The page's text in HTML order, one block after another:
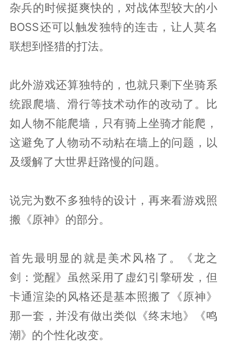
杂兵的时候挺爽快的，对战体型较大的小
BOSS还可以触发独特的连击，让人莫名
联想到怪猎的打法。
此外游戏还算独特的，也就只剩下坐骑系
统跟爬墙、滑行等技术动作的改动了。比
如人物不能爬墙，只有骑上坐骑才能爬，
这避免了人物动不动粘在墙上的问题，以
及缓解了大世界赶路慢的问题。
说完为数不多独特的设计，再来看游戏照
搬《原神》的部分。
首先最明显的就是美术风格了。《龙之
剑：觉醒》虽然采用了虚幻引擎研发，但
卡通渲染的风格还是基本照搬了《原神》
那一套，并没有做出类似《终末地》《鸣
潮》的个性化改变。